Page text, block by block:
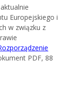
Europejskiego i
w związku z
PDF, 88